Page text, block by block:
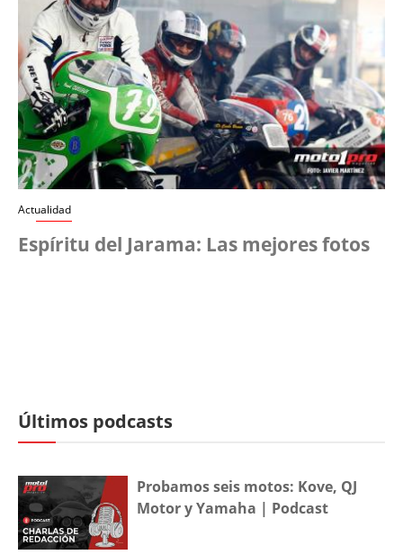
Actualidad
Espíritu del Jarama: Las mejores fotos
Últimos podcasts
Probamos seis motos: Kove, QJ
Motor y Yamaha | Podcast